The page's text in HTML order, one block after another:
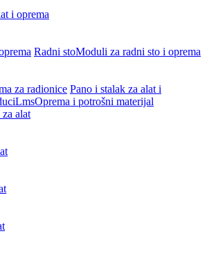
i oprema
Radni stoModuli za radni sto i oprema
za radionice Pano i stalak za alat i
LmsOprema i potrošni materijal
alat